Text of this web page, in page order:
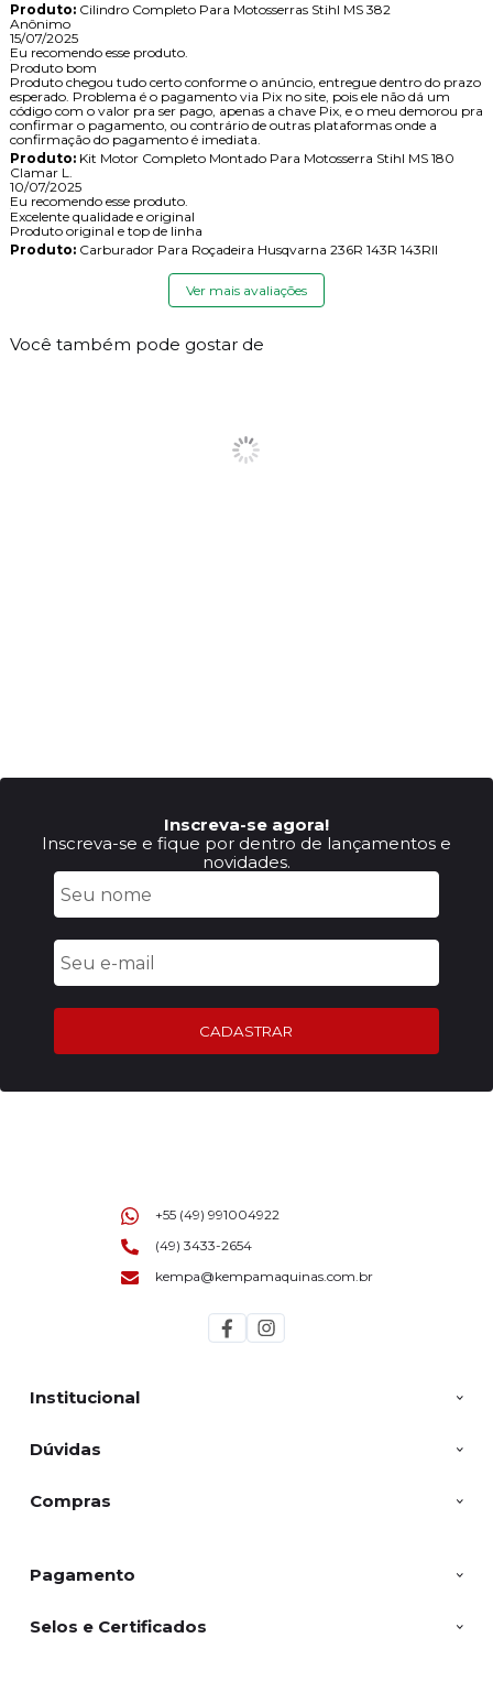
Produto:Cilindro Completo Para Motosserras Stihl MS 382
Anônimo
15/07/2025
Eu recomendo esse produto.
Produto bom
Produto chegou tudo certo conforme o anúncio, entregue dentro do prazo
esperado. Problema é o pagamento via Pix no site, pois ele não dá um
código com o valor pra ser pago, apenas a chave Pix, e o meu demorou pra
confirmar o pagamento, ou contrário de outras plataformas onde a
confirmação do pagamento é imediata.
Produto:Kit Motor Completo Montado Para Motosserra Stihl MS 180
Clamar L.
10/07/2025
Eu recomendo esse produto.
Excelente qualidade e original
Produto original e top de linha
Produto:Carburador Para Roçadeira Husqvarna 236R 143R 143RII
Ver mais avaliações
Você também pode gostar de
Inscreva-se agora!
Inscreva-se e fique por dentro de lançamentos e
novidades.
CADASTRAR
Institucional
Dúvidas
Compras
+55 (49) 991004922
(49) 3433-2654
kempa@kempamaquinas.com.br
Pagamento
Selos e Certificados